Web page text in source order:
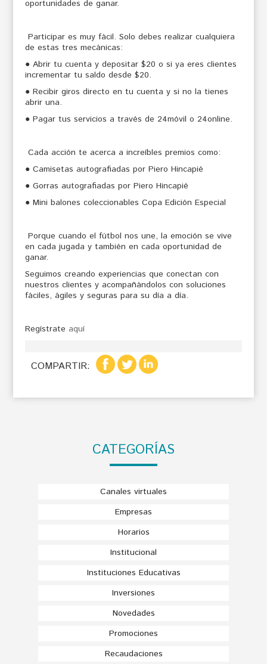
oportunidades de ganar.
Participar es muy fácil. Solo debes realizar cualquiera
de estas tres mecánicas:
● Abrir tu cuenta y depositar $20 o si ya eres clientes
incrementar tu saldo desde $20.
● Recibir giros directo en tu cuenta y si no la tienes
abrir una.
● Pagar tus servicios a través de 24móvil o 24online.
Cada acción te acerca a increíbles premios como:
● Camisetas autografiadas por Piero Hincapié
● Gorras autografiadas por Piero Hincapié
● Mini balones coleccionables Copa Edición Especial
Porque cuando el fútbol nos une, la emoción se vive
en cada jugada y también en cada oportunidad de
ganar.
Seguimos creando experiencias que conectan con
nuestros clientes y acompañándolos con soluciones
fáciles, ágiles y seguras para su día a día.
Regístrate aquí
COMPARTIR:
CATEGORÍAS
Canales virtuales
Empresas
Horarios
Institucional
Instituciones Educativas
Inversiones
Novedades
Promociones
Recaudaciones